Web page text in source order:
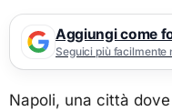
Aggiungi come
Seguici più facilmente
Napoli, una città